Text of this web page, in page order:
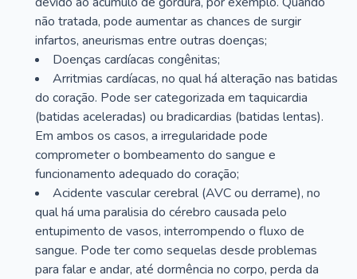
não tratada, pode aumentar as chances de surgir
infartos, aneurismas entre outras doenças;
Doenças cardíacas congênitas;
Arritmias cardíacas, no qual há alteração nas batidas
do coração. Pode ser categorizada em taquicardia
(batidas aceleradas) ou bradicardias (batidas lentas).
Em ambos os casos, a irregularidade pode
comprometer o bombeamento do sangue e
funcionamento adequado do coração;
Acidente vascular cerebral (AVC ou derrame), no
qual há uma paralisia do cérebro causada pelo
entupimento de vasos, interrompendo o fluxo de
sangue. Pode ter como sequelas desde problemas
para falar e andar, até dormência no corpo, perda da